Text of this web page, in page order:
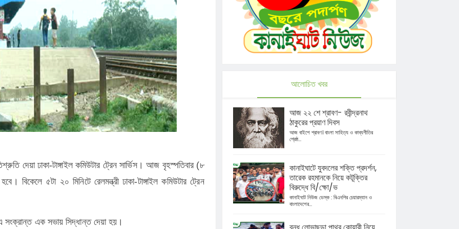
পথসভা
পালনে
আসছেন
সমাবেশ,
দেয়া ঢাকা-টাঙ্গাইল কমিউটার ট্রেন সার্ভিস। আজ বৃহস্পতিবার (৮
বিকেলে ৫টা ২০ মিনিটে রেলমন্ত্রী ঢাকা-টাঙ্গাইল কমিউটার ট্রেন
সংক্রান্ত এক সভায় সিদ্ধান্ত দেয়া হয়।
আলোচিত খবর
আজ ২২ শে শ্রাবণ- রবীন্দ্রনাথ
ঠাকুরের প্রয়াণ দিবস
আজ বাইশে শ্রাবণ। বাংলা সাহিত্য ও কাব্যগীতির
শ্রেষ্ঠ...
কানাইঘাটে যুবদলের শক্তি প্রদর্শন,
তারেক রহমানকে নিয়ে কটূক্তির
বিরুদ্ধে বি/ক্ষো/ভ
কানাইঘাট নিউজ ডেস্ক : বিএনপির চেয়ারম্যান ও
বাংলাদেশের...